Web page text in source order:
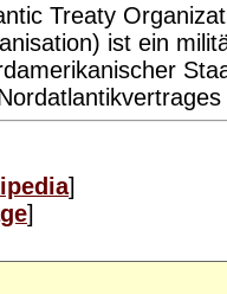
Treaty
ist ein
]
]